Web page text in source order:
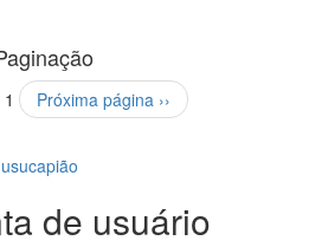
Próxima página ››
de usuário